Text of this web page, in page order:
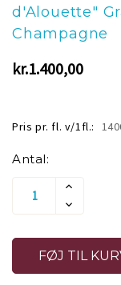
d'Alouette"
Champagne
kr.1.400,00
Pris pr. fl. v/1fl.:
Aktuelt
lager:
Antal:
Øg
Af
Undefined
Reducer
Antallet
Undefined